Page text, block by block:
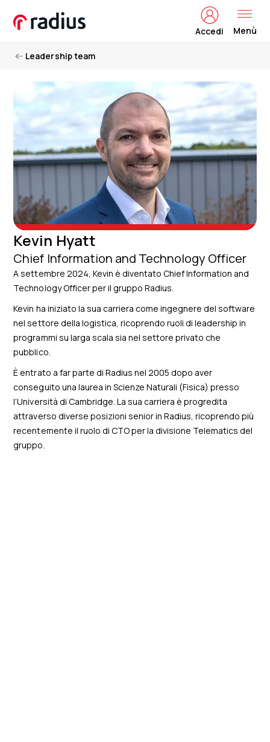
Accedi Menù
Leadership team
Kevin Hyatt
Chief Information and Technology Officer
A settembre 2024, Kevin è diventato Chief Information and
Technology Officer per il gruppo Radius.
Kevin ha iniziato la sua carriera come ingegnere del software
nel settore della logistica, ricoprendo ruoli di leadership in
programmi su larga scala sia nel settore privato che
pubblico.
È entrato a far parte di Radius nel 2005 dopo aver
conseguito una laurea in Scienze Naturali (Fisica) presso
l’Università di Cambridge. La sua carriera è progredita
attraverso diverse posizioni senior in Radius, ricoprendo più
recentemente il ruolo di CTO per la divisione Telematics del
gruppo.